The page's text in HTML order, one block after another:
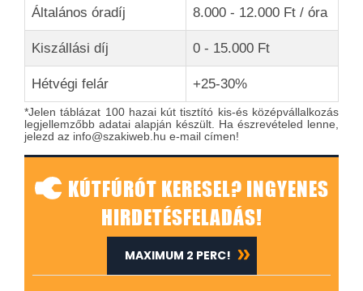
Általános óradíj 8.000 - 12.000 Ft / óra
Kiszállási díj 0 - 15.000 Ft
Hétvégi felár +25-30%
*Jelen táblázat 100 hazai kút tisztító kis-és középvállalkozás
legjellemzőbb adatai alapján készült. Ha észrevételed lenne,
jelezd az info@szakiweb.hu e-mail címen!
KÚTFÚRÓT KERESEL? INGYENES
HIRDETÉSFELADÁS!
MAXIMUM 2 PERC!